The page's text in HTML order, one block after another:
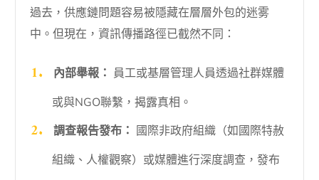
過去，供應鏈問題容易被隱藏在層層外包的迷雾
中。但現在，資訊傳播路徑已截然不同：
內部舉報： 員工或基層管理人員透過社群媒體
或與NGO聯繫，揭露真相。
調查報告發布： 國際非政府組織（如國際特赦
組織、人權觀察）或媒體進行深度調查，發布